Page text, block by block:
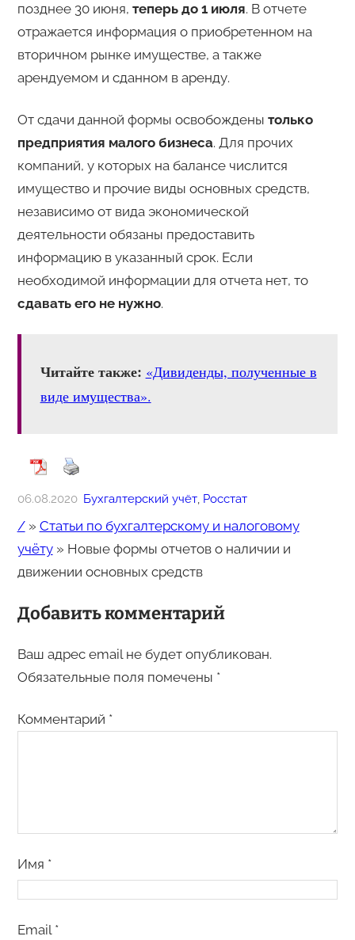
позднее 30 июня, теперь до 1 июля. В отчете
отражается информация о приобретенном на
вторичном рынке имуществе, а также
арендуемом и сданном в аренду.
От сдачи данной формы освобождены только
предприятия малого бизнеса. Для прочих
компаний, у которых на балансе числится
имущество и прочие виды основных средств,
независимо от вида экономической
деятельности обязаны предоставить
информацию в указанный срок. Если
необходимой информации для отчета нет, то
сдавать его не нужно.
Читайте также: «Дивиденды, полученные в
виде имущества».
06.08.2020 Бухгалтерский учёт, Росстат
/» Статьи по бухгалтерскому и налоговому
учёту» Новые формы отчетов о наличии и
движении основных средств
Добавить комментарий
Ваш адрес email не будет опубликован.
Обязательные поля помечены *
Комментарий *
Имя *
Email *